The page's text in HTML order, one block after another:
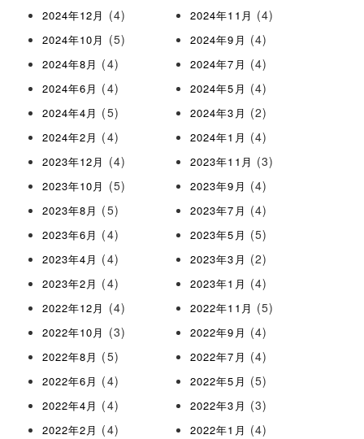
2024年12月 (4) 2024年11月 (4)
2024年10月 (5) 2024年9月 (4)
2024年8月 (4) 2024年7月 (4)
2024年6月 (4) 2024年5月 (4)
2024年4月 (5) 2024年3月 (2)
2024年2月 (4) 2024年1月 (4)
2023年12月 (4) 2023年11月 (3)
2023年10月 (5) 2023年9月 (4)
2023年8月 (5) 2023年7月 (4)
2023年6月 (4) 2023年5月 (5)
2023年4月 (4) 2023年3月 (2)
2023年2月 (4) 2023年1月 (4)
2022年12月 (4) 2022年11月 (5)
2022年10月 (3) 2022年9月 (4)
2022年8月 (5) 2022年7月 (4)
2022年6月 (4) 2022年5月 (5)
2022年4月 (4) 2022年3月 (3)
2022年2月 (4) 2022年1月 (4)